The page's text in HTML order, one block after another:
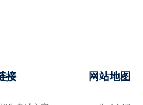
接 网站地图